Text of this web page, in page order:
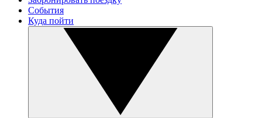
События
Куда пойти